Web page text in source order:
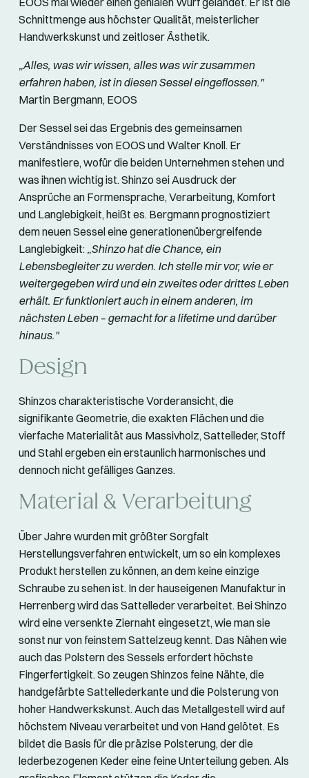
Schnittmenge aus höchster Qualität, meisterlicher
Handwerkskunst und zeitloser Ästhetik.
„Alles, was wir wissen, alles was wir zusammen
erfahren haben, ist in diesen Sessel eingeflossen."
Martin Bergmann, EOOS
Der Sessel sei das Ergebnis des gemeinsamen
Verständnisses von EOOS und Walter Knoll. Er
manifestiere, wofür die beiden Unternehmen stehen und
was ihnen wichtig ist. Shinzo sei Ausdruck der
Ansprüche an Formensprache, Verarbeitung, Komfort
und Langlebigkeit, heißt es. Bergmann prognostiziert
dem neuen Sessel eine generationenübergreifende
Langlebigkeit: „Shinzo hat die Chance, ein
Lebensbegleiter zu werden. Ich stelle mir vor, wie er
weitergegeben wird und ein zweites oder drittes Leben
erhält. Er funktioniert auch in einem anderen, im
nächsten Leben – gemacht for a lifetime und darüber
hinaus."
Design
Shinzos charakteristische Vorderansicht, die
signifikante Geometrie, die exakten Flächen und die
vierfache Materialität aus Massivholz, Sattelleder, Stoff
und Stahl ergeben ein erstaunlich harmonisches und
dennoch nicht gefälliges Ganzes.
Material & Verarbeitung
Über Jahre wurden mit größter Sorgfalt
Herstellungsverfahren entwickelt, um so ein komplexes
Produkt herstellen zu können, an dem keine einzige
Schraube zu sehen ist. In der hauseigenen Manufaktur in
Herrenberg wird das Sattelleder verarbeitet. Bei Shinzo
wird eine versenkte Ziernaht eingesetzt, wie man sie
sonst nur von feinstem Sattelzeug kennt. Das Nähen wie
auch das Polstern des Sessels erfordert höchste
Fingerfertigkeit. So zeugen Shinzos feine Nähte, die
handgefärbte Sattellederkante und die Polsterung von
hoher Handwerkskunst. Auch das Metallgestell wird auf
höchstem Niveau verarbeitet und von Hand gelötet. Es
bildet die Basis für die präzise Polsterung, der die
lederbezogenen Keder eine feine Unterteilung geben. Als